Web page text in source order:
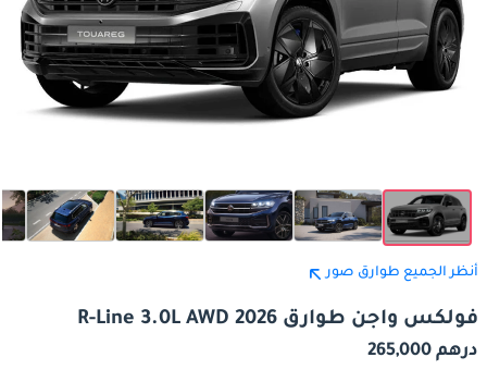
أنظر الجميع طوارق صور
فولكس واجن طوارق R-Line 3.0L AWD 2026
درهم 265,000